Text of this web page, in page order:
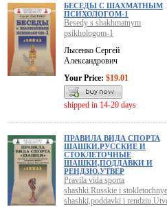
БЕСЕДЫ С ШАХМАТНЫМ
ПСИХОЛОГОМ-1
Besedy s shakhmatnym
psikhologom-1
Лысенко Сергей
Александрович
Your Price: $19.01
shipped in 14-20 days
ПРАВИЛА ВИДА СПОРТА
ШАШКИ.РУССКИЕ И
СТОКЛЕТОЧНЫЕ
ШАШКИ,ПОДДАВКИ И
РЕНДЗЮ.УТВЕР
Pravila vida sporta
shashki.Russkie i stokletochnye
shashki,poddavki i